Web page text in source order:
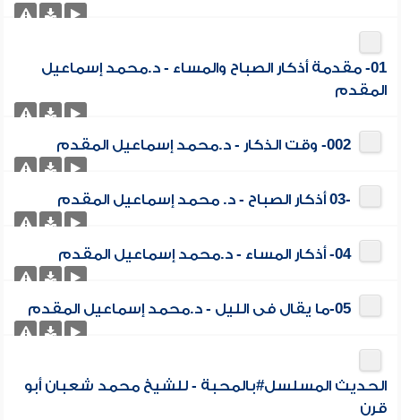
01- مقدمة أذكار الصباح والمساء - د.محمد إسماعيل
المقدم
002- وقت الذكار - د.محمد إسماعيل المقدم
-03 أذكار الصباح - د. محمد إسماعيل المقدم
04- أذكار المساء - د.محمد إسماعيل المقدم
05-ما يقال فى الليل - د.محمد إسماعيل المقدم
الحديث المسلسل#بالمحبة - للشيخ محمد شعبان أبو
قرن